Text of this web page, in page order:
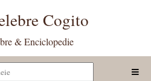
Cogito
& Enciclopedie